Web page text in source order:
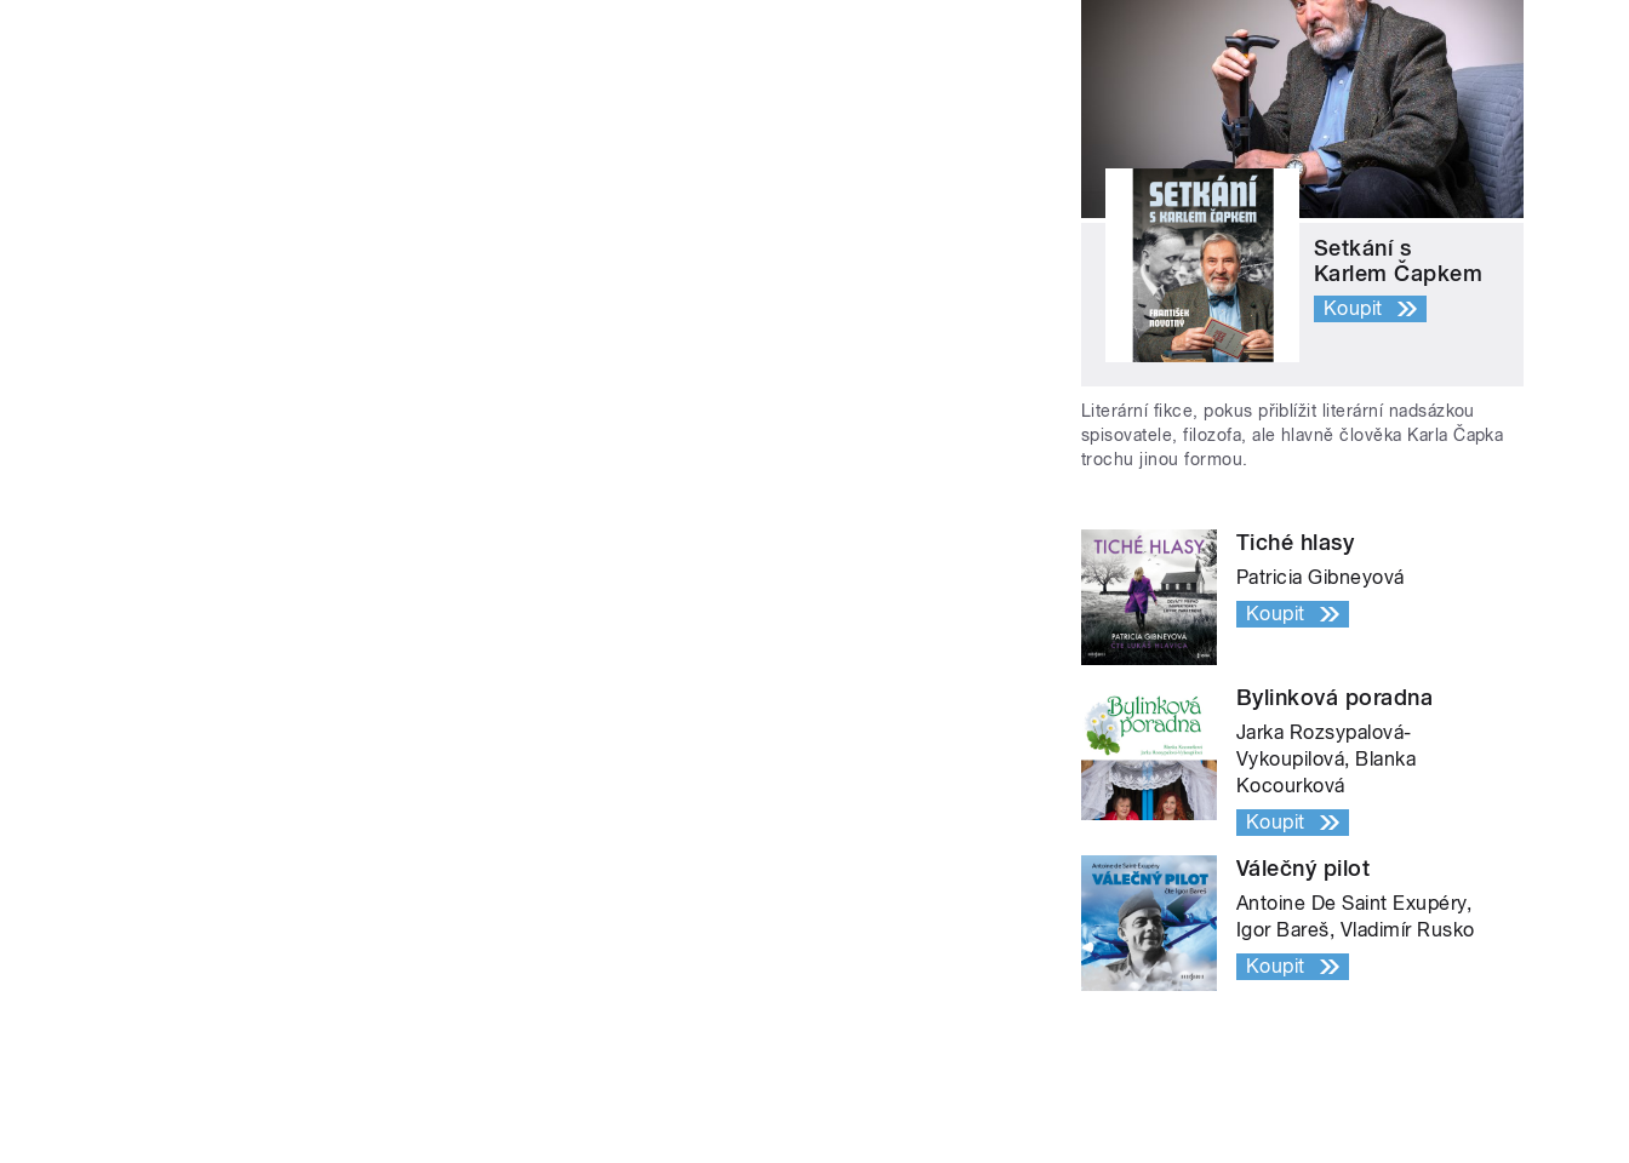
Setkání s
Karlem Čapkem
Koupit
Literární fikce, pokus přiblížit literární nadsázkou
spisovatele, filozofa, ale hlavně člověka Karla Čapka
trochu jinou formou.
Tiché hlasy
Patricia Gibneyová
Koupit
Bylinková poradna
Jarka Rozsypalová-
Vykoupilová, Blanka
Kocourková
Koupit
Válečný pilot
Antoine De Saint Exupéry,
Igor Bareš, Vladimír Rusko
Koupit